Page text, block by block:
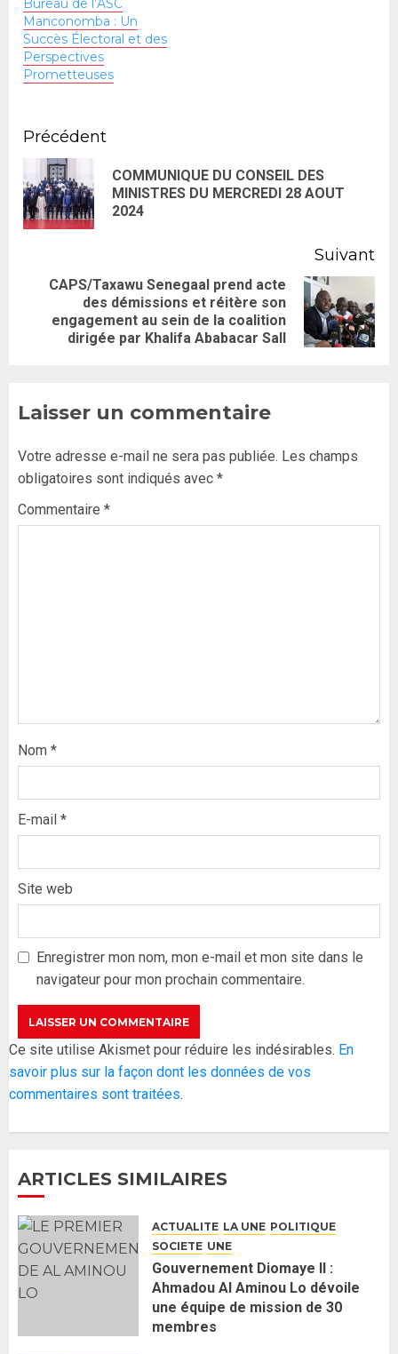
Bureau de l’ASC
Manconomba : Un
Succès Électoral et des
Perspectives
Prometteuses
Précédent
COMMUNIQUE DU CONSEIL DES
MINISTRES DU MERCREDI 28 AOUT
2024
Suivant
CAPS/Taxawu Senegaal prend acte
des démissions et réitère son
engagement au sein de la coalition
dirigée par Khalifa Ababacar Sall
Laisser un commentaire
Votre adresse e-mail ne sera pas publiée. Les champs
obligatoires sont indiqués avec *
Commentaire *
Nom *
E-mail *
Site web
Enregistrer mon nom, mon e-mail et mon site dans le
navigateur pour mon prochain commentaire.
Ce site utilise Akismet pour réduire les indésirables. En
savoir plus sur la façon dont les données de vos
commentaires sont traitées.
ARTICLES SIMILAIRES
ACTUALITE LA UNE POLITIQUE
SOCIETE UNE
Gouvernement Diomaye II :
Ahmadou Al Aminou Lo dévoile
une équipe de mission de 30
membres
Formation du nouveau
ses lignes rouges et met en
garde ses responsables
26 MAI 2026 0
4
Réintégration de Sonko à
l’Assemblée nationale : Adji
Mergane Kanouté défend la
5
J’espère me tromper »
26 MAI 2026
Gouvernement Diomaye II :